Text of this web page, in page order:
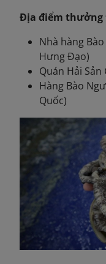
Địa điểm thưởng
Nhà hàng
Hưng Đạo)
Quán Hải Sản
Hàng Bào
Quốc)